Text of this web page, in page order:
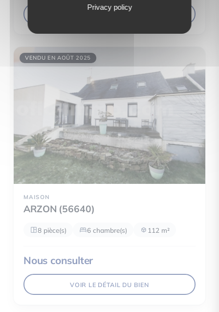
VOIR LE DÉTAIL DU BIEN
VENDU EN AOÛT 2025
MAISON
ARZON (56640)
8 pièce(s) 6 chambre(s) 112 m²
Nous consulter
VOIR LE DÉTAIL DU BIEN
Privacy policy